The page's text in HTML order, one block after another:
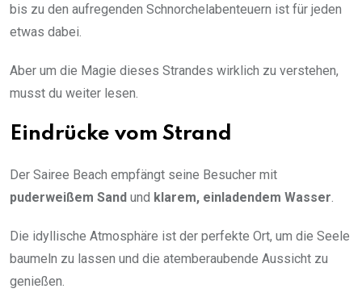
bis zu den aufregenden Schnorchelabenteuern ist für jeden
etwas dabei.
Aber um die Magie dieses Strandes wirklich zu verstehen,
musst du weiter lesen.
Eindrücke vom Strand
Der Sairee Beach empfängt seine Besucher mit
puderweißem Sand und klarem, einladendem Wasser
Die idyllische Atmosphäre ist der perfekte Ort, um die Seele
baumeln zu lassen und die atemberaubende Aussicht zu
genießen.